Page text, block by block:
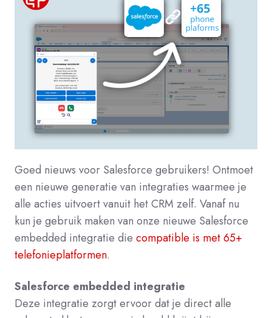
Goed nieuws voor Salesforce gebruikers! Ontmoet
een nieuwe generatie van integraties waarmee je
alle acties uitvoert vanuit het CRM zelf. Vanaf nu
kun je gebruik maken van onze nieuwe Salesforce
embedded integratie die compatible is met 65+
telefonieplatformen.
Salesforce embedded integratie
Deze integratie zorgt ervoor dat je direct alle